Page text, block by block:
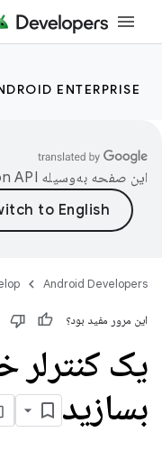
ENTERPRISE
این صفحه به‌وسیله
Android Developers
این مرور مفید بود؟
یک
بسازید